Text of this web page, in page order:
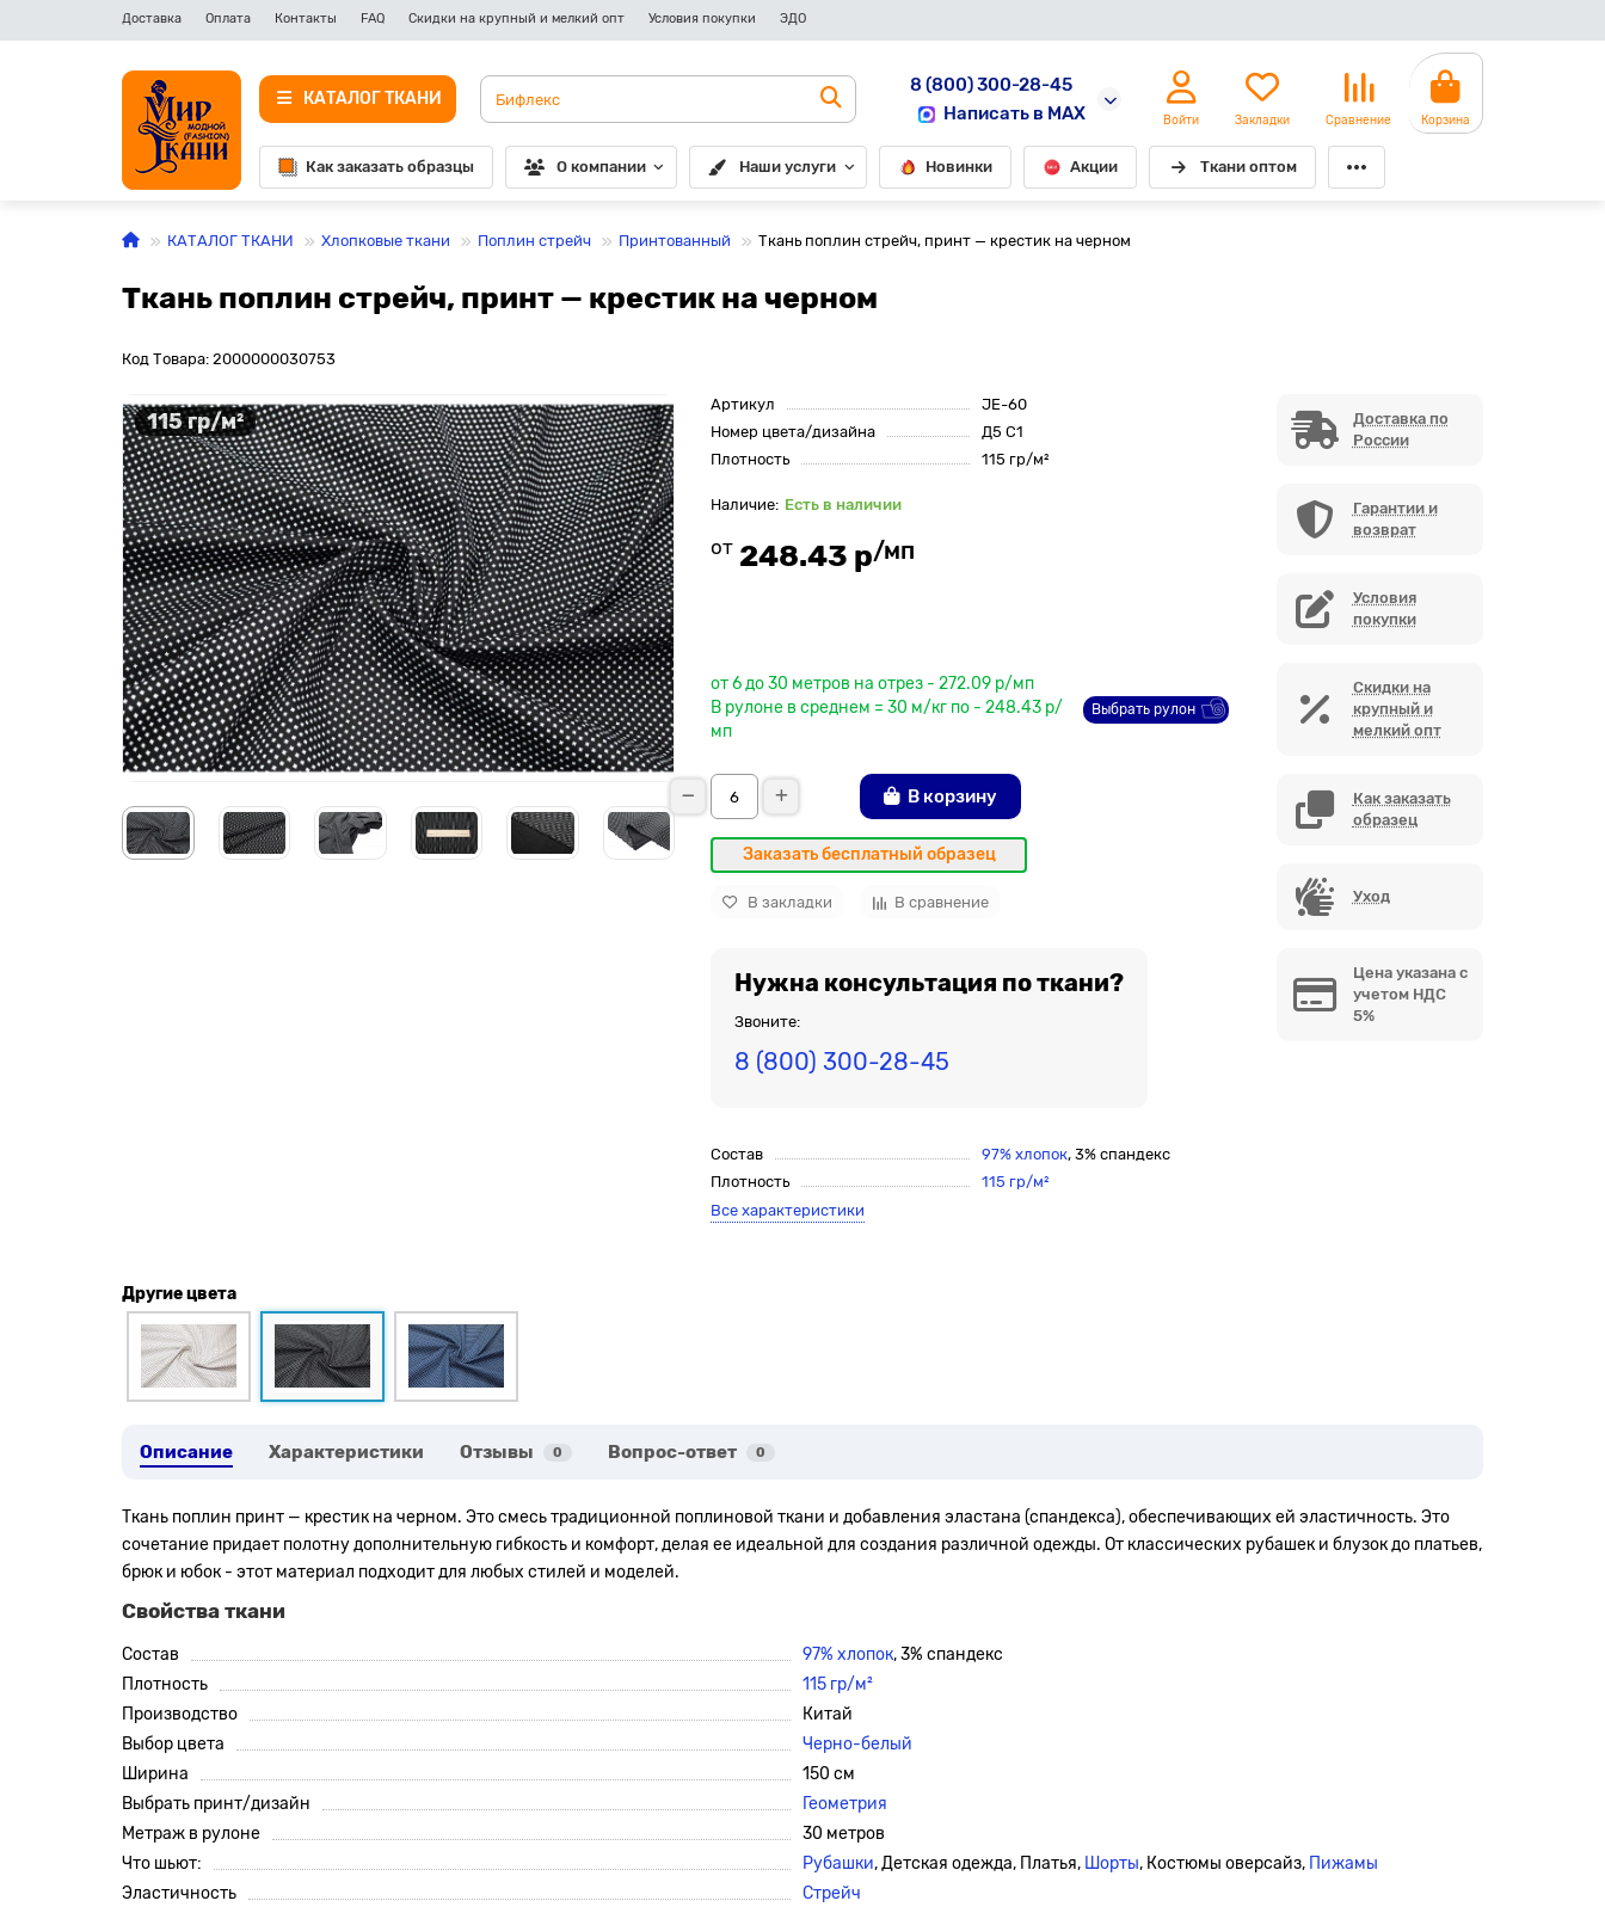
Доставка Оплата Контакты FAQ Скидки на крупный и мелкий опт Условия покупки ЭДО
КАТАЛОГ ТКАНИ
8 (800) 300-28-45
Написать в MAX
Войти Закладки Сравнение Корзина
Как заказать образцы О компании Наши услуги Новинки Акции Ткани оптом
КАТАЛОГ ТКАНИ Хлопковые ткани Поплин стрейч Принтованный Ткань поплин стрейч, принт — крестик на черном
Ткань поплин стрейч, принт — крестик на черном
Код Товара: 2000000030753
115 гр/м²
Артикул
JE-60
Номер цвета/дизайна
Д5 С1
Плотность
115 гр/м²
Есть в наличии
от 248.43 р/мп
от 6 до 30 метров на отрез - 272.09 р/мп
В рулоне в среднем = 30 м/кг по - 248.43 р/
мп
Выбрать рулон
В корзину
Заказать бесплатный образец
В закладки В сравнение
Нужна консультация по ткани?
Звоните:
8 (800) 300-28-45
Состав 97% хлопок, 3% спандекс
Плотность
115 гр/м²
Все характеристики
Доставка по
России
Гарантии и
возврат
Условия
покупки
Скидки на
крупный и
мелкий опт
Как заказать
образец
Уход
Цена указана с
учетом НДС
5%
Другие цвета
Описание Характеристики Отзывы 0 Вопрос-ответ 0
Ткань поплин принт — крестик на черном. Это смесь традиционной поплиновой ткани и добавления эластана (спандекса), обеспечивающих ей эластичность. Это
сочетание придает полотну дополнительную гибкость и комфорт, делая ее идеальной для создания различной одежды. От классических рубашек и блузок до платьев,
брюк и юбок - этот материал подходит для любых стилей и моделей.
Свойства ткани
Состав 97% хлопок, 3% спандекс
Плотность
115 гр/м²
Производство
Китай
Выбор цвета
Черно-белый
Ширина
150 см
Выбрать принт/дизайн
Геометрия
Метраж в рулоне
30 метров
Что шьют:
Рубашки, Детская одежда, Платья, Шорты, Костюмы оверсайз, Пижамы
Эластичность
Стрейч